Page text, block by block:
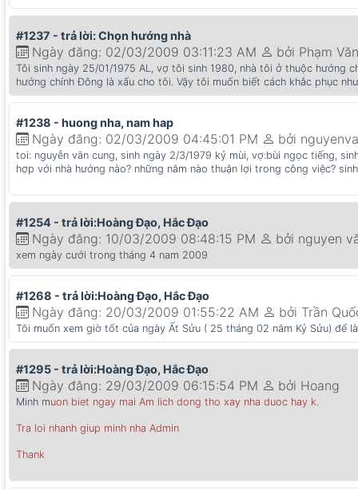
#1237 - trả lời: Chọn hướng nhà
Ngày đăng: 02/03/2009 03:11:23 AM bởi Phạm
Tôi sinh ngày 25/01/1975 AL, vợ tôi sinh 1980, nhà tôi ở thuộc hướng
hướng chính Đông là xấu cho tôi. Vậy tôi muốn biết cách khắc phục
#1238 - huong nha, nam hap
Ngày đăng: 02/03/2009 04:45:01 PM bởi
toi: nguyễn văn cung, sinh ngày 2/3/1979 kỷ mùi, vợ:bùi ngọc tiếng,
hợp với nhà hướng nào? những năm nào thuận lợi trong công việc?
#1254 - trả lời:Hoàng Đạo, Hắc Đạo
Ngày đăng: 10/03/2009 08:48:15 PM bởi nguyen
xem ngày cưới trong tháng 4 nam 2009
#1268 - trả lời:Hoàng Đạo, Hắc Đạo
Ngày đăng: 20/03/2009 01:55:22 AM bởi Trần
Tôi muốn xem giờ tốt của ngày Ất Sửu ( 25 tháng 02 năm Kỷ Sửu) để
#1295 - trả lời:Hoàng Đạo, Hắc Đạo
Ngày đăng: 29/03/2009 06:15:54 PM bởi Hoang
Minh muon biet ngay mai Am lich dong tho xay nha duoc hay k.
Tra loi nhanh giup minh nha Admin
Thank